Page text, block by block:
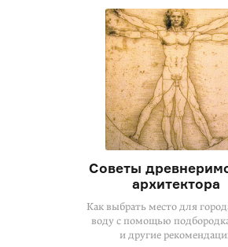
Советы
архитектора
Как выбрать место для
воду с помощью
и другие